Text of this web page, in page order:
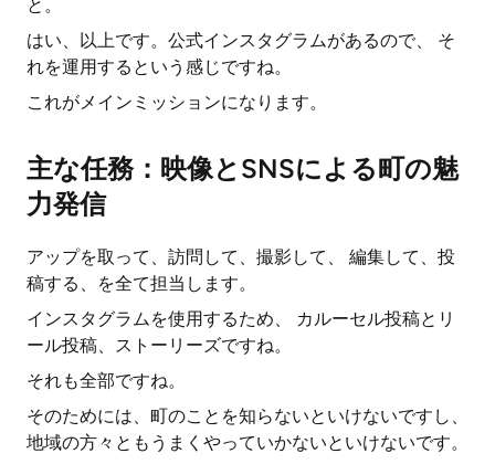
と。
はい、以上です。公式インスタグラムがあるので、 そ
れを運用するという感じですね。
これがメインミッションになります。
主な任務：映像とSNSによる町の魅
力発信
アップを取って、訪問して、撮影して、 編集して、投
稿する、を全て担当します。
インスタグラムを使用するため、 カルーセル投稿とリ
ール投稿、ストーリーズですね。
それも全部ですね。
そのためには、町のことを知らないといけないですし、
地域の方々ともうまくやっていかないといけないです。